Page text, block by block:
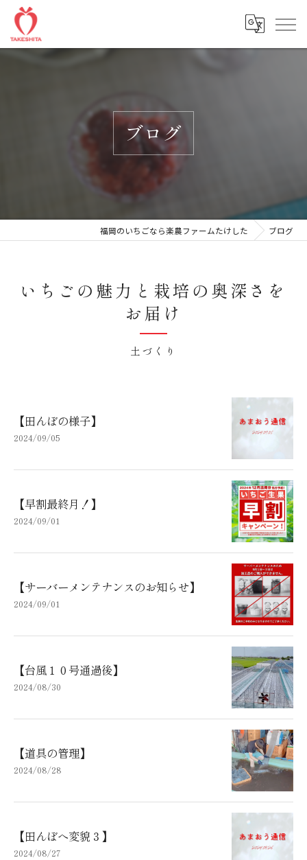
ブログ
福岡のいちごなら楽農ファームたけした ブログ
いちごの魅力と栽培の奥深さを
お届け
土づくり
【田んぼの様子】
2024/09/05
【早割最終月！】
2024/09/01
【サーバーメンテナンスのお知らせ】
2024/09/01
【台風１０号通過後】
2024/08/30
【道具の管理】
2024/08/28
【田んぼへ変貌３】
2024/08/27